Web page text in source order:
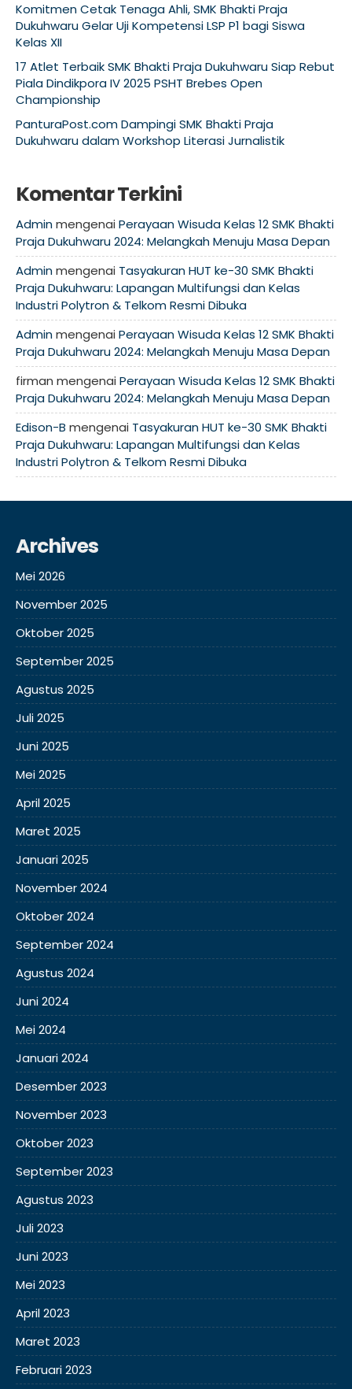
Komitmen Cetak Tenaga Ahli, SMK Bhakti Praja
Dukuhwaru Gelar Uji Kompetensi LSP P1 bagi Siswa
Kelas XII
17 Atlet Terbaik SMK Bhakti Praja Dukuhwaru Siap Rebut
Piala Dindikpora IV 2025 PSHT Brebes Open
Championship
PanturaPost.com Dampingi SMK Bhakti Praja
Dukuhwaru dalam Workshop Literasi Jurnalistik
Komentar Terkini
Adminmengenai Perayaan Wisuda Kelas 12 SMK Bhakti
Praja Dukuhwaru 2024: Melangkah Menuju Masa Depan
Adminmengenai Tasyakuran HUT ke-30 SMK Bhakti
Praja Dukuhwaru: Lapangan Multifungsi dan Kelas
Industri Polytron & Telkom Resmi Dibuka
Adminmengenai Perayaan Wisuda Kelas 12 SMK Bhakti
Praja Dukuhwaru 2024: Melangkah Menuju Masa Depan
firman mengenai Perayaan Wisuda Kelas 12 SMK Bhakti
Praja Dukuhwaru 2024: Melangkah Menuju Masa Depan
Edison-B mengenai Tasyakuran HUT ke-30 SMK Bhakti
Praja Dukuhwaru: Lapangan Multifungsi dan Kelas
Industri Polytron & Telkom Resmi Dibuka
Archives
Mei 2026
November 2025
Oktober 2025
September 2025
Agustus 2025
Juli 2025
Juni 2025
Mei 2025
April 2025
Maret 2025
Januari 2025
November 2024
Oktober 2024
September 2024
Agustus 2024
Juni 2024
Mei 2024
Januari 2024
Desember 2023
November 2023
Oktober 2023
September 2023
Agustus 2023
Juli 2023
Juni 2023
Mei 2023
April 2023
Maret 2023
Februari 2023